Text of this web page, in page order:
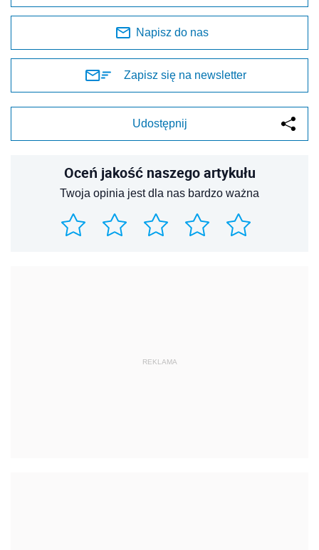
Napisz do nas
Zapisz się na newsletter
Udostępnij
Oceń jakość naszego artykułu
Twoja opinia jest dla nas bardzo ważna
REKLAMA